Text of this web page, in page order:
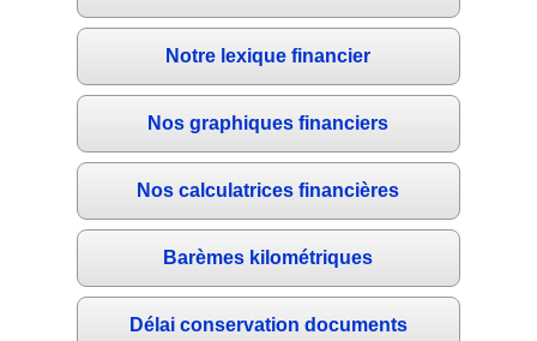
Notre lexique financier
Nos graphiques financiers
Nos calculatrices financières
Barèmes kilométriques
Délai conservation documents